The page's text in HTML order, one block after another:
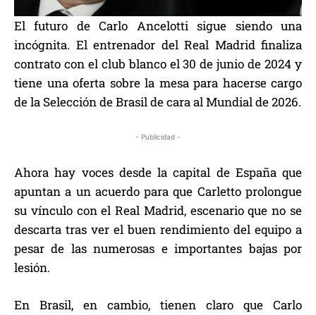
El futuro de Carlo Ancelotti sigue siendo una
incógnita. El entrenador del Real Madrid finaliza
contrato con el club blanco el 30 de junio de 2024 y
tiene una oferta sobre la mesa para hacerse cargo
de la Selección de Brasil de cara al Mundial de 2026.
- Publicidad -
Ahora hay voces desde la capital de España que
apuntan a un acuerdo para que Carletto prolongue
su vínculo con el Real Madrid, escenario que no se
descarta tras ver el buen rendimiento del equipo a
pesar de las numerosas e importantes bajas por
lesión.
En Brasil, en cambio, tienen claro que Carlo